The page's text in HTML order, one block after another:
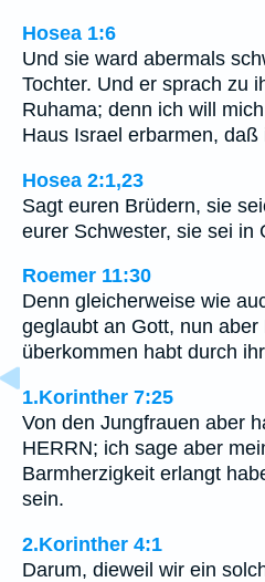
Hosea 1:6
Und sie ward abermals
Tochter. Und er sprach zu
Ruhama; denn ich will
Haus Israel erbarmen,
Hosea 2:1,23
Sagt euren Brüdern, sie
eurer Schwester, sie sei in
Roemer 11:30
Denn gleicherweise wie
geglaubt an Gott, nun
überkommen habt durch
1.Korinther 7:25
Von den Jungfrauen aber
HERRN; ich sage aber
Barmherzigkeit erlangt
sein.
2.Korinther 4:1
Darum, dieweil wir ein